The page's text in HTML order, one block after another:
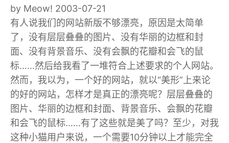
by Meow! 2003-07-21
有人说我们的网站新版不够漂亮，原因是太简单
了，没有层层叠叠的图片、没有华丽的边框和封
面、没有背景音乐、没有会飘的花瓣和会飞的鼠
标……然后给我看了一堆符合上述要求的个人网站。
然而，我以为，一个好的网站，就以“美形”上来论
的好的网站，怎样才是真正的漂亮呢？层层叠叠的
图片、华丽的边框和封面、背景音乐、会飘的花瓣
和会飞的鼠标……有了这些就是美了吗？至少，对我
这种小猫用户来说，一个需要10分钟以上才能完全